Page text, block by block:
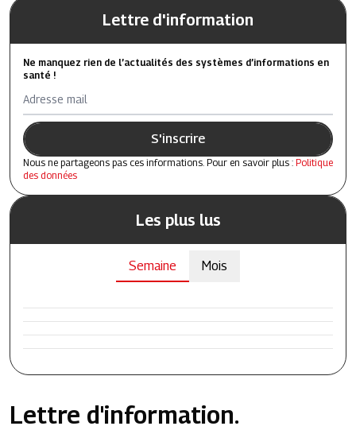
Lettre d'information
Ne manquez rien de l’actualités des systèmes d’informations en
santé !
Adresse mail
S'inscrire
Nous ne partageons pas ces informations. Pour en savoir plus : Politique
des données
Les plus lus
Semaine Mois
Lettre d'information.